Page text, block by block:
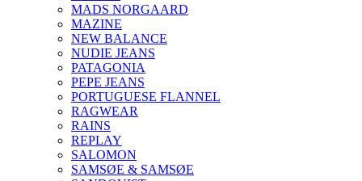
MADS NORGAARD
MAZINE
NEW BALANCE
NUDIE JEANS
PATAGONIA
PEPE JEANS
PORTUGUESE FLANNEL
RAGWEAR
RAINS
REPLAY
SALOMON
SAMSØE & SAMSØE